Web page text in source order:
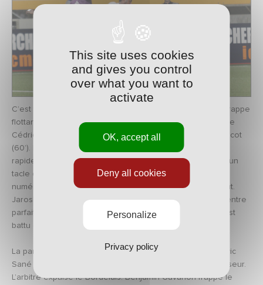
C’est finalement Samba Diakité qui libère le stade d’une frappe
flottante de trente mètres. Le ballon glisse sur les gants de
Cédric Carrasso et entre enfin dans les filets de Marcel-Picot
(60’). Les Nancéiens pensent être relancés mais écopent
rapidement d’un carton rouge extrêmement sévère pour un
tacle de Jordan Loties (64’). De nouveau en infériorité
numérique, l’ASNL ne tarde pas à encaisser un second but.
Jaroslav Plasil est oublié sur une touche et adresse un centre
parfait sur la tête d’Anthony Modeste. Damien Gregorini est
battu (69’).
La partie est relancée sur un ballon en profondeur. Ludovic
Sané accroche Julien Féret en position de dernier défenseur.
L’arbitre expulse le Bordelais. Benjamin Gavanon frappe le
This site uses cookies
and gives you control
over what you want to
activate
OK, accept all
Deny all cookies
Personalize
Privacy policy